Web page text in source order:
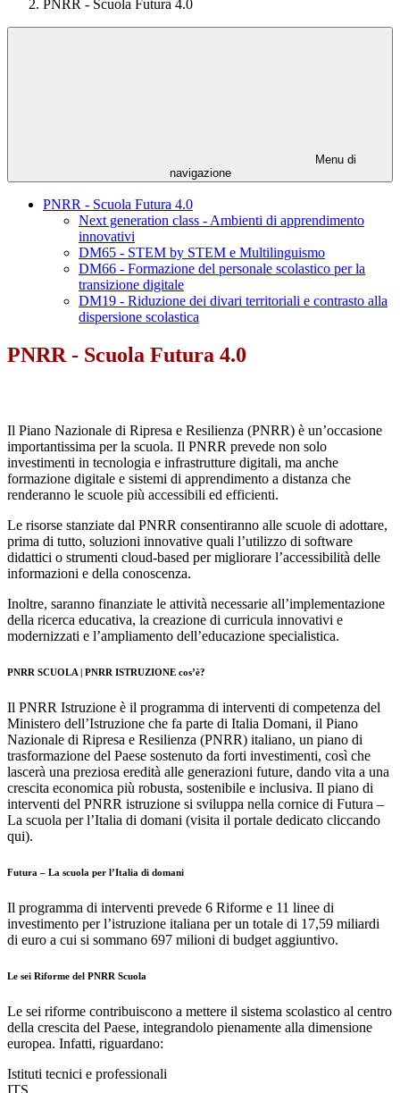
PNRR - Scuola Futura 4.0
Menu di
navigazione
PNRR - Scuola Futura 4.0
Next generation class - Ambienti di apprendimento
innovativi
DM65 - STEM by STEM e Multilinguismo
DM66 - Formazione del personale scolastico per la
transizione digitale
DM19 - Riduzione dei divari territoriali e contrasto alla
dispersione scolastica
PNRR - Scuola Futura 4.0
Il Piano Nazionale di Ripresa e Resilienza (PNRR) è un’occasione
importantissima per la scuola. Il PNRR prevede non solo
investimenti in tecnologia e infrastrutture digitali, ma anche
formazione digitale e sistemi di apprendimento a distanza che
renderanno le scuole più accessibili ed efficienti.
Le risorse stanziate dal PNRR consentiranno alle scuole di adottare,
prima di tutto, soluzioni innovative quali l’utilizzo di software
didattici o strumenti cloud-based per migliorare l’accessibilità delle
informazioni e della conoscenza.
Inoltre, saranno finanziate le attività necessarie all’implementazione
della ricerca educativa, la creazione di curricula innovativi e
modernizzati e l’ampliamento dell’educazione specialistica.
PNRR SCUOLA | PNRR ISTRUZIONE cos’è?
Il PNRR Istruzione è il programma di interventi di competenza del
Ministero dell’Istruzione che fa parte di Italia Domani, il Piano
Nazionale di Ripresa e Resilienza (PNRR) italiano, un piano di
trasformazione del Paese sostenuto da forti investimenti, così che
lascerà una preziosa eredità alle generazioni future, dando vita a una
crescita economica più robusta, sostenibile e inclusiva. Il piano di
interventi del PNRR istruzione si sviluppa nella cornice di Futura –
La scuola per l’Italia di domani (visita il portale dedicato cliccando
qui).
Futura – La scuola per l’Italia di domani
Il programma di interventi prevede 6 Riforme e 11 linee di
investimento per l’istruzione italiana per un totale di 17,59 miliardi
di euro a cui si sommano 697 milioni di budget aggiuntivo.
Le sei Riforme del PNRR Scuola
Le sei riforme contribuiscono a mettere il sistema scolastico al centro
della crescita del Paese, integrandolo pienamente alla dimensione
europea. Infatti, riguardano:
Istituti tecnici e professionali
ITS